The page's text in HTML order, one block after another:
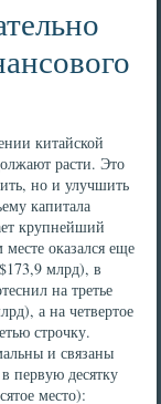
китайской
расти. Это
но и улучшить
капитала
крупнейший
оказался еще
млрд), в
на третье
а на четвертое
строчку.
и связаны
первую десятку
место):